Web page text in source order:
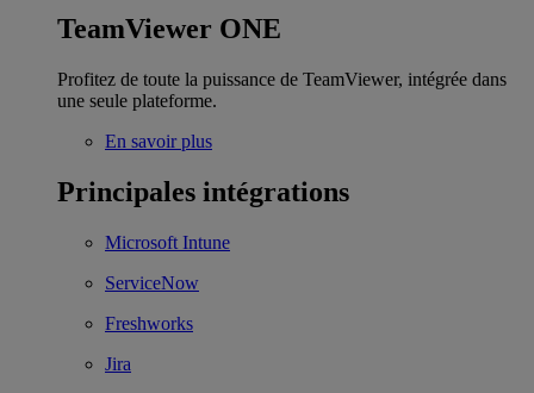
TeamViewer ONE
Profitez de toute la puissance de TeamViewer, intégrée dans
une seule plateforme.
En savoir plus
Principales intégrations
Microsoft Intune
ServiceNow
Freshworks
Jira